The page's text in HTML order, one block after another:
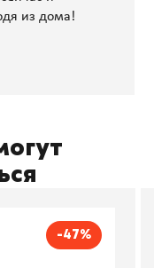
из дома!
-47%